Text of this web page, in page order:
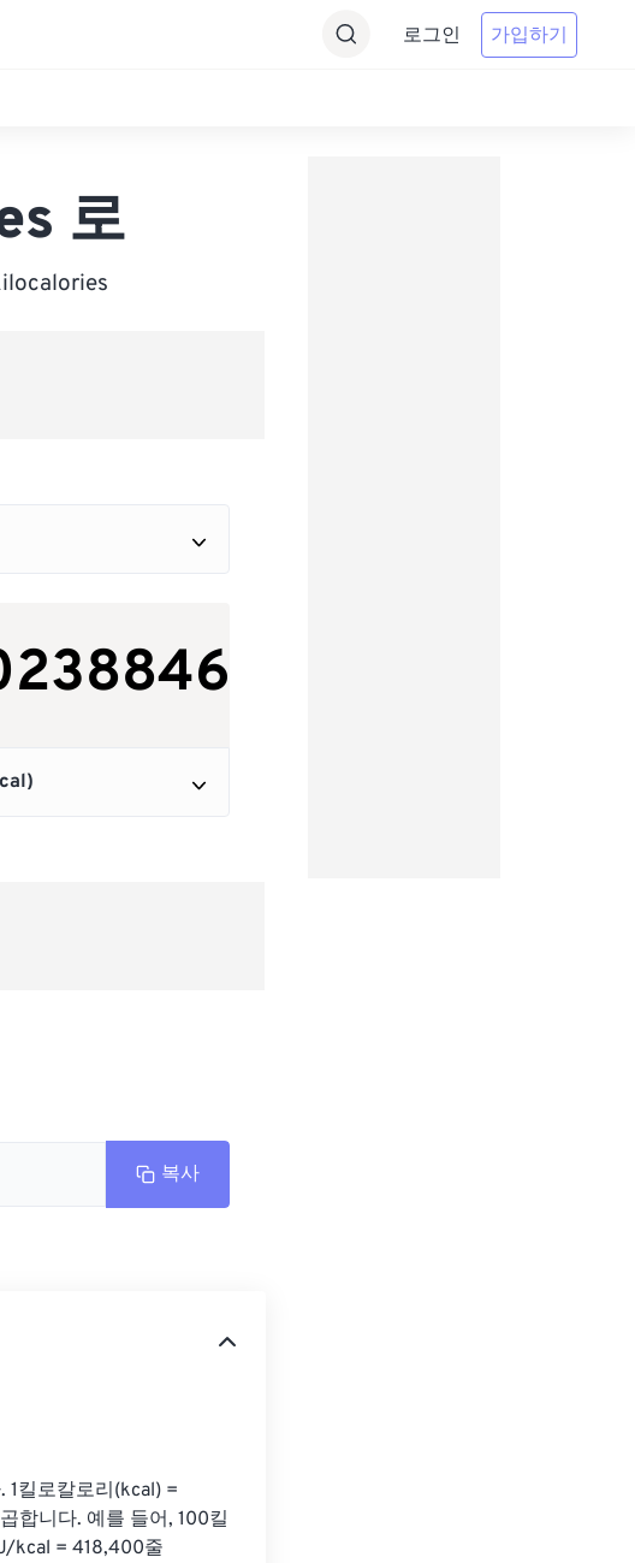
로그인 가입하기
로
복사
1킬로칼로리(kcal) =
합니다. 예를 들어, 100킬
kcal = 418,400줄